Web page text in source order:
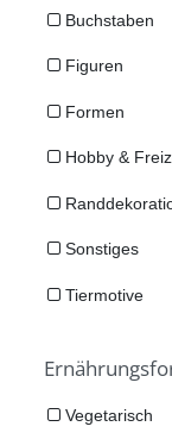
Buchstaben
Figuren
Formen
Hobby &
Sonstiges
Tiermotive
Vegetarisch